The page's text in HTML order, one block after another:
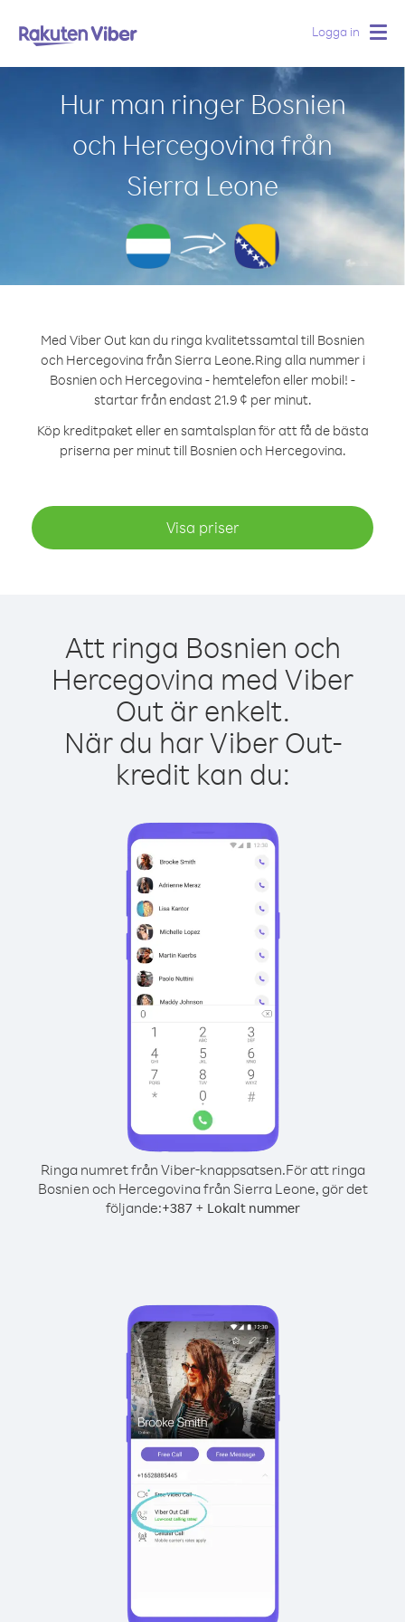
Logga in
Hur man ringer Bosnien
och Hercegovina från
Sierra Leone
Med Viber Out kan du ringa kvalitetssamtal till Bosnien
och Hercegovina från Sierra Leone.Ring alla nummer i
Bosnien och Hercegovina - hemtelefon eller mobil! -
startar från endast 21.9 ¢ per minut.
Köp kreditpaket eller en samtalsplan för att få de bästa
priserna per minut till Bosnien och Hercegovina.
Visa priser
Att ringa Bosnien och
Hercegovina med Viber
Out är enkelt.
När du har Viber Out-
kredit kan du:
Ringa numret från Viber-knappsatsen.För att ringa
Bosnien och Hercegovina från Sierra Leone, gör det
följande:+387+ Lokalt nummer